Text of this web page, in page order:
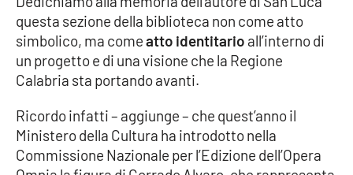
Apple
questa sezione della biblioteca non come atto
simbolico, ma comeatto identitario all’interno di
un progetto e di una visione che la Regione
Calabria sta portando avanti.
Ricordo infatti – aggiunge – che quest’anno il
Ministero della Cultura ha introdotto nella
Commissione Nazionale per l’Edizione dell’Opera